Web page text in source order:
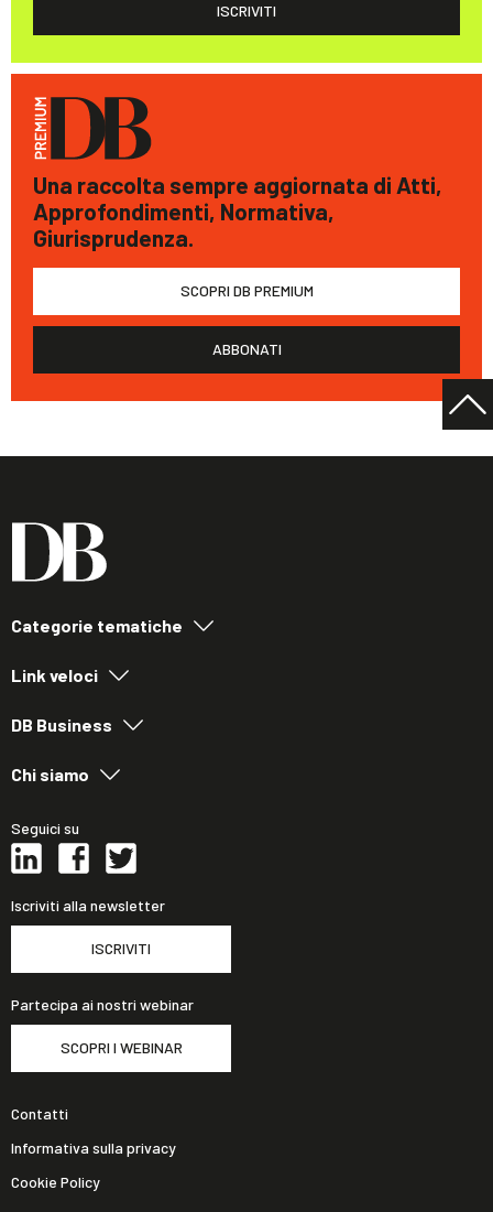
ISCRIVITI
Una raccolta sempre aggiornata di Atti,
Approfondimenti, Normativa,
Giurisprudenza.
SCOPRI DB PREMIUM
ABBONATI
Categorie tematiche
Link veloci
DB Business
Chi siamo
Seguici su
Iscriviti alla newsletter
ISCRIVITI
Partecipa ai nostri webinar
SCOPRI I WEBINAR
Contatti
Informativa sulla privacy
Cookie Policy